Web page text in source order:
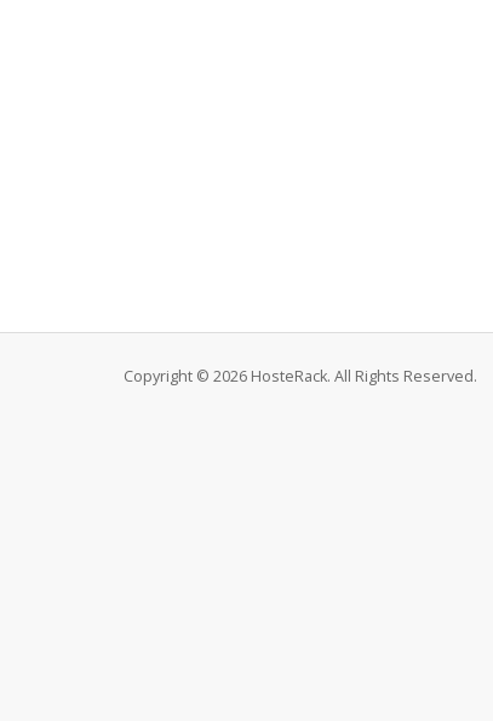
Copyright © 2026 HosteRack. All Rights Reserved.